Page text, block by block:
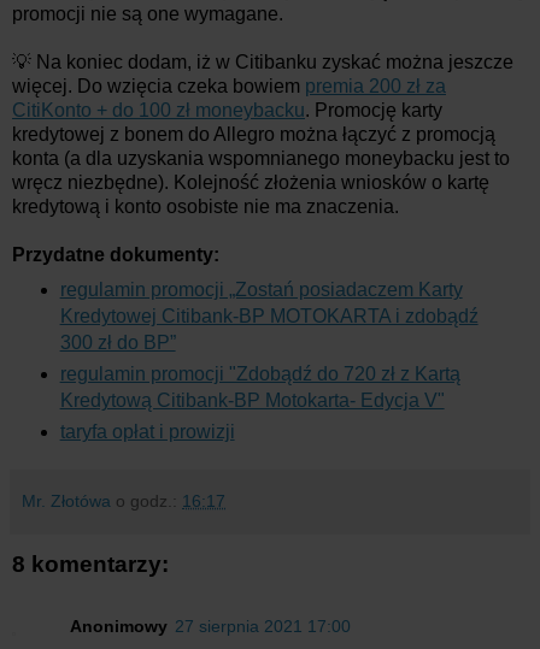
promocji nie są one wymagane.
💡 Na koniec dodam, iż w Citibanku zyskać można jeszcze
więcej. Do wzięcia czeka bowiem premia 200 zł za
CitiKonto + do 100 zł moneybacku. Promocję karty
kredytowej z bonem do Allegro można łączyć z promocją
konta (a dla uzyskania wspomnianego moneybacku jest to
wręcz niezbędne). Kolejność złożenia wniosków o kartę
kredytową i konto osobiste nie ma znaczenia.
Przydatne dokumenty:
regulamin promocji „Zostań posiadaczem Karty
Kredytowej Citibank-BP MOTOKARTA i zdobądź
300 zł do BP”
regulamin promocji "Zdobądź do 720 zł z Kartą
Kredytową Citibank-BP Motokarta- Edycja V"
taryfa opłat i prowizji
Mr. Złotówa o godz.: 16:17
8 komentarzy:
Anonimowy 27 sierpnia 2021 17:00